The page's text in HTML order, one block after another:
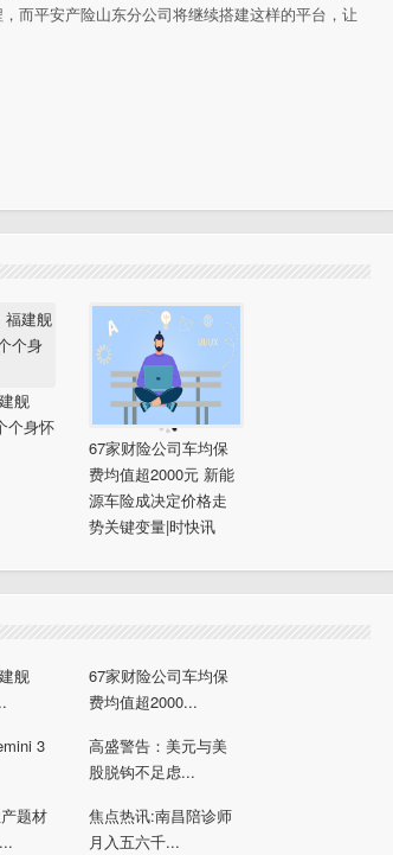
而平安产险山东分公司将继续搭建这样的平台，让
舰
个身怀
67家财险公司车均保
费均值超2000元 新能
源车险成决定价格走
势关键变量|时快讯
舰
67家财险公司车均保
费均值超2000...
3
高盛警告：美元与美
股脱钩不足虑...
题材
焦点热讯:南昌陪诊师
月入五六千...